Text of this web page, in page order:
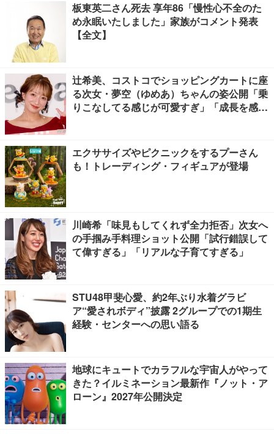
板東英二さん死去 享年86「慢性心不全のた
め永眠いたしました」家族がコメント発表
【全文】
辻希美、コストコでショッピングカートに座
る次女・夢空（ゆめあ）ちゃんの姿公開「乗
りこなしてる感じが可愛すぎ」「成長を感じ
エクササイズやピクニックをするプーさん
も！トレーディング・フィギュアが登場
川崎希「味見もしてくれず全力拒否」次女へ
の手掴み手料理ショット公開「試行錯誤して
て偉すぎる」「リアルな子育てすぎる」
STU48甲斐心愛、約2年ぶり水着グラビ
ア“愛されボディ”披露 2グループでの1期生
経験・センターへの思い語る
地球にキュートでカラフルな宇宙人がやって
きた？イルミネーション最新作『ノット・ア
ローン』2027年公開決定